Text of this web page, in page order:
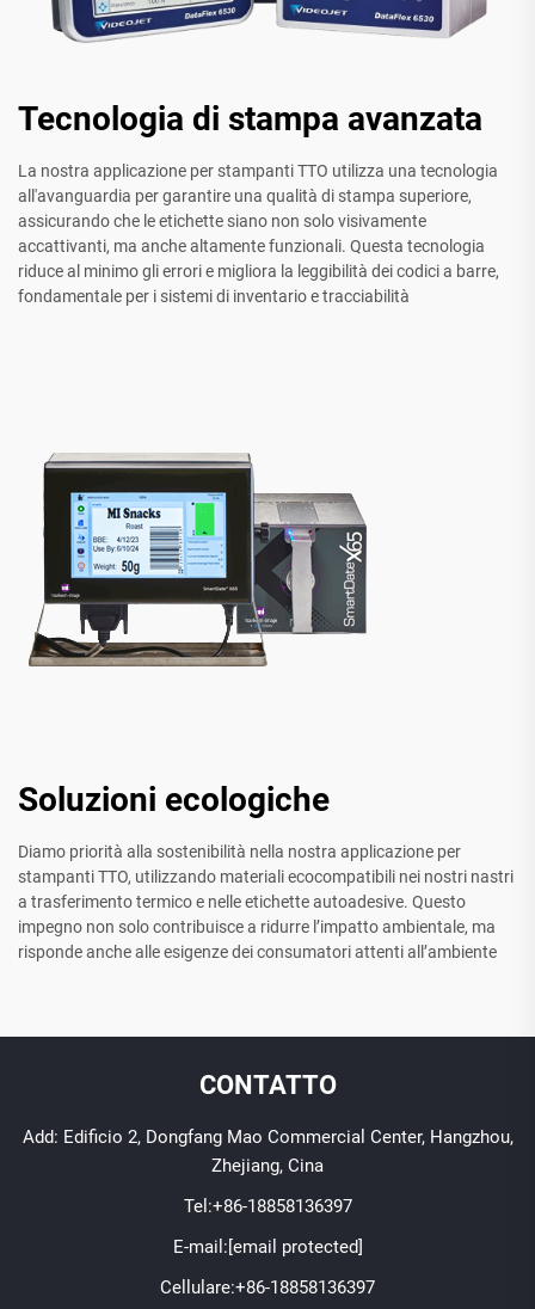
Tecnologia di stampa avanzata
La nostra applicazione per stampanti TTO utilizza una tecnologia
all'avanguardia per garantire una qualità di stampa superiore,
assicurando che le etichette siano non solo visivamente
accattivanti, ma anche altamente funzionali. Questa tecnologia
riduce al minimo gli errori e migliora la leggibilità dei codici a barre,
fondamentale per i sistemi di inventario e tracciabilità
Soluzioni ecologiche
Diamo priorità alla sostenibilità nella nostra applicazione per
stampanti TTO, utilizzando materiali ecocompatibili nei nostri nastri
a trasferimento termico e nelle etichette autoadesive. Questo
impegno non solo contribuisce a ridurre l’impatto ambientale, ma
risponde anche alle esigenze dei consumatori attenti all’ambiente
CONTATTO
Add: Edificio 2, Dongfang Mao Commercial Center, Hangzhou,
Zhejiang, Cina
Tel:+86-18858136397
E-mail:[email protected]
Cellulare:+86-18858136397